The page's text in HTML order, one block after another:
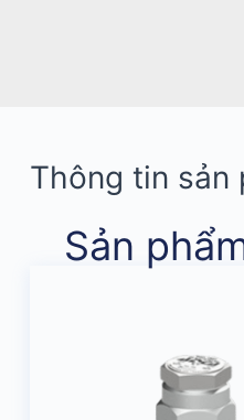
Thông tin sản
Sản